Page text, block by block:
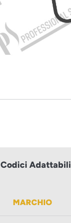
Codici Adattabili
MARCHIO